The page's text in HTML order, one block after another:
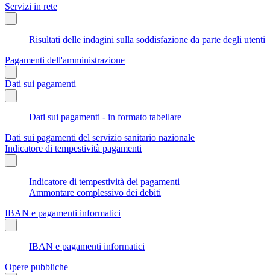
Servizi in rete
Risultati delle indagini sulla soddisfazione da parte degli utenti
Pagamenti dell'amministrazione
Dati sui pagamenti
Dati sui pagamenti - in formato tabellare
Dati sui pagamenti del servizio sanitario nazionale
Indicatore di tempestività pagamenti
Indicatore di tempestività dei pagamenti
Ammontare complessivo dei debiti
IBAN e pagamenti informatici
IBAN e pagamenti informatici
Opere pubbliche